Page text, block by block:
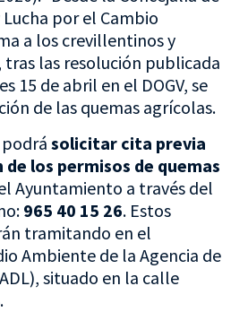
por el Cambio
a los crevillentinos y
las resolución publicada
15 de abril en el DOGV, se
de las quemas agrícolas.
solicitar cita previa
los permisos de quemas
Ayuntamiento a través del
965 40 15 26. Estos
tramitando en el
Ambiente de la Agencia de
situado en la calle